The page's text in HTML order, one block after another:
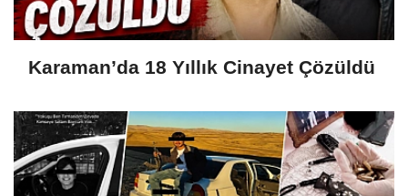
Karaman’da 18 Yıllık Cinayet Çözüldü